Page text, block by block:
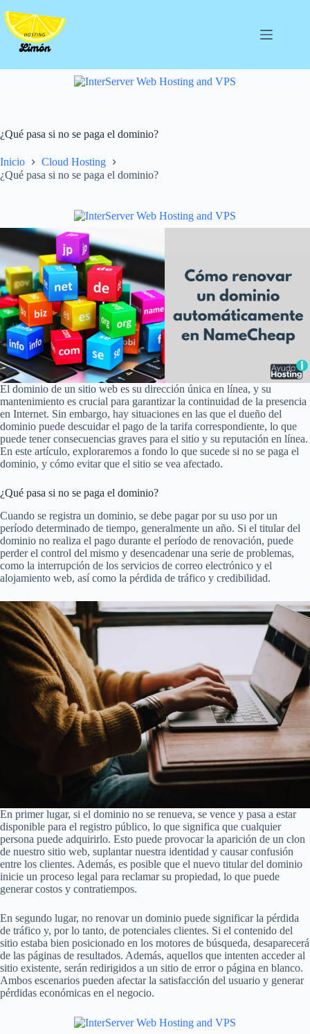
al
contenido
¿Qué pasa si no se paga el dominio?
Inicio
Cloud Hosting
¿Qué pasa si no se paga el dominio?
El dominio de un sitio web es su dirección única en línea, y su
mantenimiento es crucial para garantizar la continuidad de la presencia
en Internet. Sin embargo, hay situaciones en las que el dueño del
dominio puede descuidar el pago de la tarifa correspondiente, lo que
puede tener consecuencias graves para el sitio y su reputación en línea.
En este artículo, exploraremos a fondo lo que sucede si no se paga el
dominio, y cómo evitar que el sitio se vea afectado.
¿Qué pasa si no se paga el dominio?
Cuando se registra un dominio, se debe pagar por su uso por un
período determinado de tiempo, generalmente un año. Si el titular del
dominio no realiza el pago durante el período de renovación, puede
perder el control del mismo y desencadenar una serie de problemas,
como la interrupción de los servicios de correo electrónico y el
alojamiento web, así como la pérdida de tráfico y credibilidad.
En primer lugar, si el dominio no se renueva, se vence y pasa a estar
disponible para el registro público, lo que significa que cualquier
persona puede adquirirlo. Esto puede provocar la aparición de un clon
de nuestro sitio web, suplantar nuestra identidad y causar confusión
entre los clientes. Además, es posible que el nuevo titular del dominio
inicie un proceso legal para reclamar su propiedad, lo que puede
generar costos y contratiempos.
En segundo lugar, no renovar un dominio puede significar la pérdida
de tráfico y, por lo tanto, de potenciales clientes. Si el contenido del
sitio estaba bien posicionado en los motores de búsqueda, desaparecerá
de las páginas de resultados. Además, aquellos que intenten acceder al
sitio existente, serán redirigidos a un sitio de error o página en blanco.
Ambos escenarios pueden afectar la satisfacción del usuario y generar
pérdidas económicas en el negocio.